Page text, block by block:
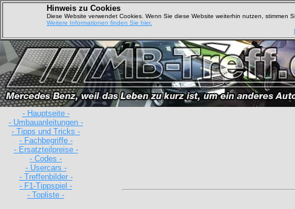
Hinweis zu Cookies
Diese Website verwendet Cookies. Wenn Sie diese Website weiterhin nutzen, stimmen
Weitere Informationen finden Sie hier.
- Hauptseite -
- Umbauanleitungen -
- Tipps und Tricks -
- Fachbegriffe -
- Ersatzteilpreise -
- Codes -
- Usercars -
- Treffenbilder -
- F1-Tippspiel -
- Topliste -